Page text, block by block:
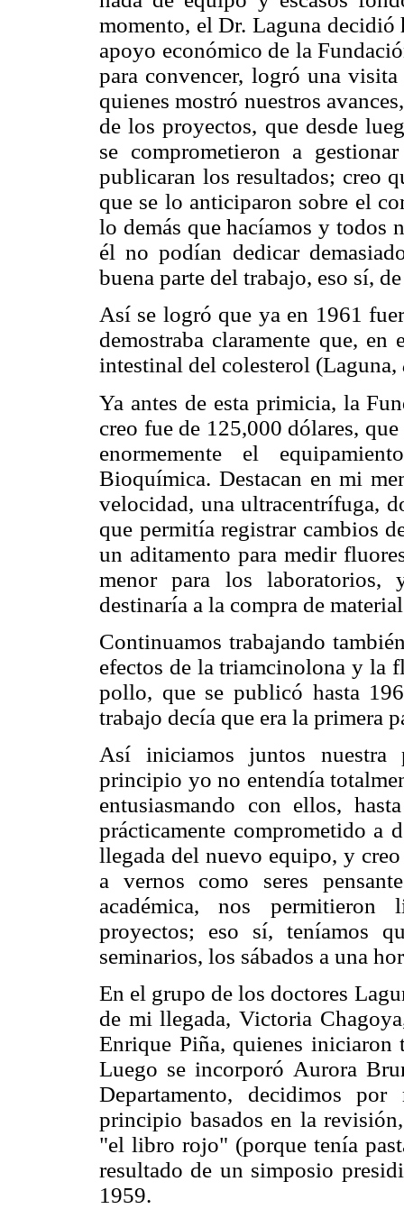
momento, el Dr. Laguna
apoyo económico de la
para convencer, logró una
quienes mostró nuestros
de los proyectos, que desde
se comprometieron a
publicaran los resultados; creo
que se lo anticiparon sobre el
lo demás que hacíamos y todos
él no podían dedicar
buena parte del trabajo, eso sí,
Así se logró que ya en 1961
demostraba claramente que,
intestinal del colesterol (Laguna,
Ya antes de esta primicia, la
creo fue de 125,000 dólares,
enormemente el
Bioquímica. Destacan en mi
velocidad, una ultracentrífuga,
que permitía registrar cambios
un aditamento para medir
menor para los laboratorios,
destinaría a la compra de
Continuamos trabajando
efectos de la triamcinolona y la
pollo, que se publicó hasta
trabajo decía que era la primera
Así iniciamos juntos
principio yo no entendía
entusiasmando con ellos,
prácticamente comprometido a
llegada del nuevo equipo, y
a vernos como seres
académica, nos
proyectos; eso sí, teníamos
seminarios, los sábados a una
En el grupo de los doctores
de mi llegada, Victoria
Enrique Piña, quienes
Luego se incorporó Aurora
Departamento, decidimos
principio basados en la
"el libro rojo" (porque tenía
resultado de un simposio
1959.